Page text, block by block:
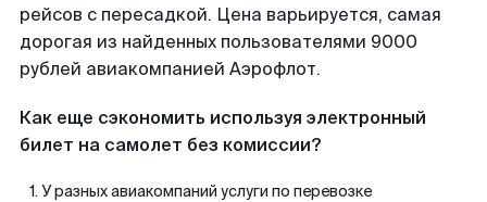
рейсов с пересадкой. Цена варьируется, самая
дорогая из найденных пользователями 9000
рублей авиакомпанией Аэрофлот.
Как еще сэкономить используя электронный
билет на самолет без комиссии?
У разных авиакомпаний услуги по перевозке